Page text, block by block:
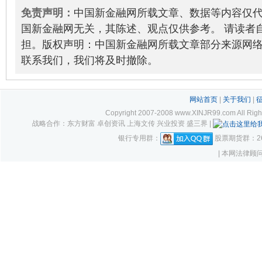
免责声明： 中国新金融网所载文章、数据等内容仅
国新金融网无关，其陈述、观点仅供参考。 请读者
担。版权声明：中国新金融网所载文章部分来源网
联系我们，我们将及时撤除。
网站首页| 关于我们
Copyright 2007-2008 www.XINJR99.com All
战略合作：东方财富 卓创资讯 上海文传 兴业投资 盛三界 |
银行专用群：
股票期货群：
| 本网法律顾